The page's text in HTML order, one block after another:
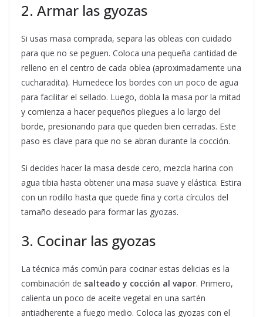
2. Armar las gyozas
Si usas masa comprada, separa las obleas con cuidado
para que no se peguen. Coloca una pequeña cantidad de
relleno en el centro de cada oblea (aproximadamente una
cucharadita). Humedece los bordes con un poco de agua
para facilitar el sellado. Luego, dobla la masa por la mitad
y comienza a hacer pequeños pliegues a lo largo del
borde, presionando para que queden bien cerradas. Este
paso es clave para que no se abran durante la cocción.
Si decides hacer la masa desde cero, mezcla harina con
agua tibia hasta obtener una masa suave y elástica. Estira
con un rodillo hasta que quede fina y corta círculos del
tamaño deseado para formar las gyozas.
3. Cocinar las gyozas
La técnica más común para cocinar estas delicias es la
combinación de salteado y cocción al vapor. Primero,
calienta un poco de aceite vegetal en una sartén
antiadherente a fuego medio. Coloca las gyozas con el